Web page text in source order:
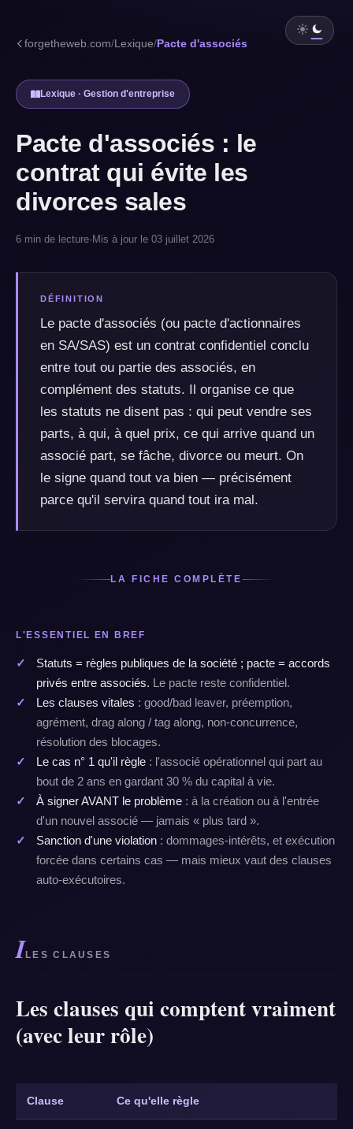
forgetheweb.com/Lexique/ Pacte d'associés
Lexique · Gestion d'entreprise
Pacte d'associés : le
contrat qui évite les
divorces sales
6 min de lecture· Mis à jour le 03 juillet 2026
DÉFINITION
Le pacte d'associés (ou pacte d'actionnaires
en SA/SAS) est un contrat confidentiel conclu
entre tout ou partie des associés, en
complément des statuts. Il organise ce que
les statuts ne disent pas : qui peut vendre ses
parts, à qui, à quel prix, ce qui arrive quand un
associé part, se fâche, divorce ou meurt. On
le signe quand tout va bien — précisément
parce qu'il servira quand tout ira mal.
LA FICHE COMPLÈTE
L'ESSENTIEL EN BREF
Statuts = règles publiques de la société ; pacte = accords
privés entre associés. Le pacte reste confidentiel.
Les clauses vitales : good/bad leaver, préemption,
agrément, drag along / tag along, non-concurrence,
résolution des blocages.
Le cas n° 1 qu'il règle : l'associé opérationnel qui part au
bout de 2 ans en gardant 30 % du capital à vie.
À signer AVANT le problème : à la création ou à l'entrée
d'un nouvel associé — jamais « plus tard ».
Sanction d'une violation : dommages-intérêts, et exécution
forcée dans certains cas — mais mieux vaut des clauses
auto-exécutoires.
I LES CLAUSES
Les clauses qui comptent vraiment
(avec leur rôle)
Clause Ce qu'elle règle